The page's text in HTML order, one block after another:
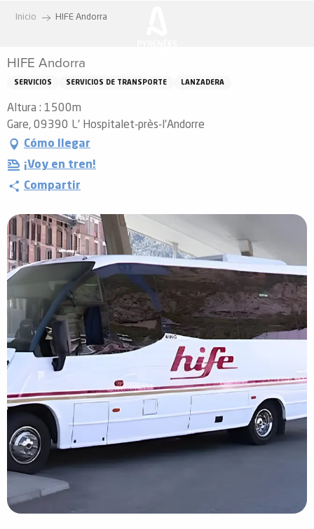
principal
Inicio HIFE Andorra
HIFE Andorra
SERVICIOS SERVICIOS DE TRANSPORTE LANZADERA
Altura : 1500m
Gare, 09390 L' Hospitalet-près-l'Andorre
Cómo llegar
¡Voy en tren!
Compartir